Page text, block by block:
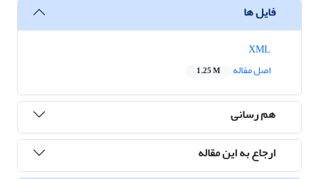
فایل ها
اصل مقاله
1.25 M
هم رسانی
ارجاع به این مقاله